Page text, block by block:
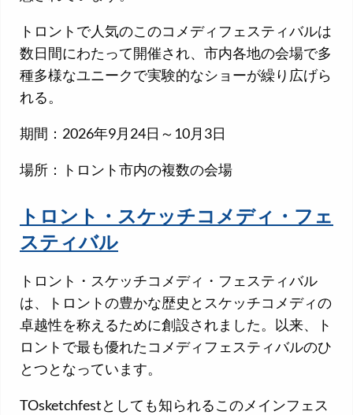
トロントで人気のこのコメディフェスティバルは
数日間にわたって開催され、市内各地の会場で多
種多様なユニークで実験的なショーが繰り広げら
れる。
期間：2026年9月24日～10月3日
場所：トロント市内の複数の会場
トロント・スケッチコメディ・フェ
スティバル
トロント・スケッチコメディ・フェスティバル
は、トロントの豊かな歴史とスケッチコメディの
卓越性を称えるために創設されました。以来、ト
ロントで最も優れたコメディフェスティバルのひ
とつとなっています。
TOsketchfestとしても知られるこのメインフェス